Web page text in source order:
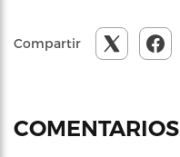
Compartir
COMENTARIOS